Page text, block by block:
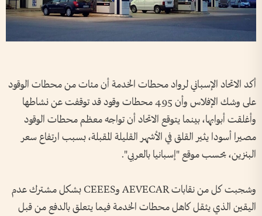
أكد الاتحاد الإسباني لرواد محطات الخدمة أن مئات من محطات الوقود
على وشك الإفلاس وأن 495 محطات وقود قد توقفت عن نشاطها
وأغلقت أبوابها، بينما يتوقع الاتحاد أن تواجه معظم محطات الوقود
مصيرا أسودا يثير القلق في الأشهر القليلة المقبلة، بسبب ارتفاع سعر
البنزين، بحسب موقع "إسبانيا بالعربي".
وشجبت كل من نقابات AEVECAR وCEEES بشكل مشترك عدم
اليقين الذي يثقل كاهل محطات الخدمة فيما يتعلق بالدفع من قبل